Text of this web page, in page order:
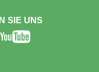
SIE UNS